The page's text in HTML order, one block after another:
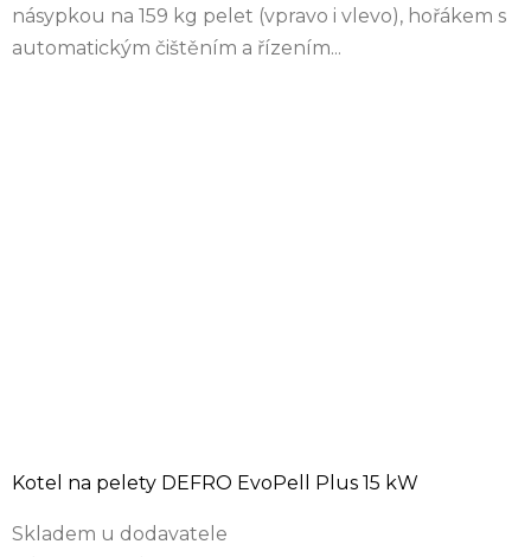
násypkou na 159 kg pelet (vpravo i vlevo), hořákem s
automatickým čištěním a řízením...
Kotel na pelety DEFRO EvoPell Plus 15 kW
Skladem u dodavatele